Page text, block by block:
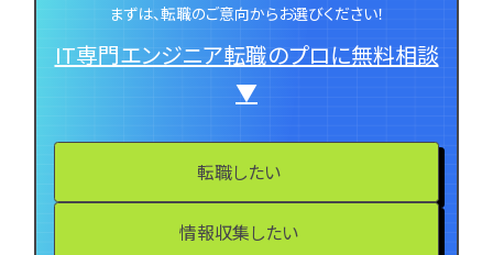
まずは、転職のご意向からお選びください！
IT専門エンジニア転職のプロに無料相談
▼
転職したい
情報収集したい